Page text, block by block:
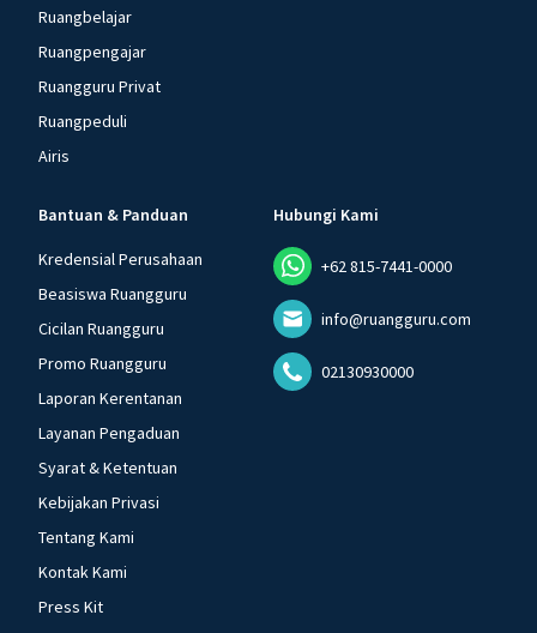
Ruangbelajar
Ruangpengajar
Ruangguru Privat
Ruangpeduli
Airis
Bantuan & Panduan
Kredensial Perusahaan
Beasiswa Ruangguru
Cicilan Ruangguru
Promo Ruangguru
Laporan Kerentanan
Layanan Pengaduan
Syarat & Ketentuan
Kebijakan Privasi
Tentang Kami
Kontak Kami
Press Kit
Hubungi Kami
+62 815-7441-0000
info@ruangguru.com
02130930000